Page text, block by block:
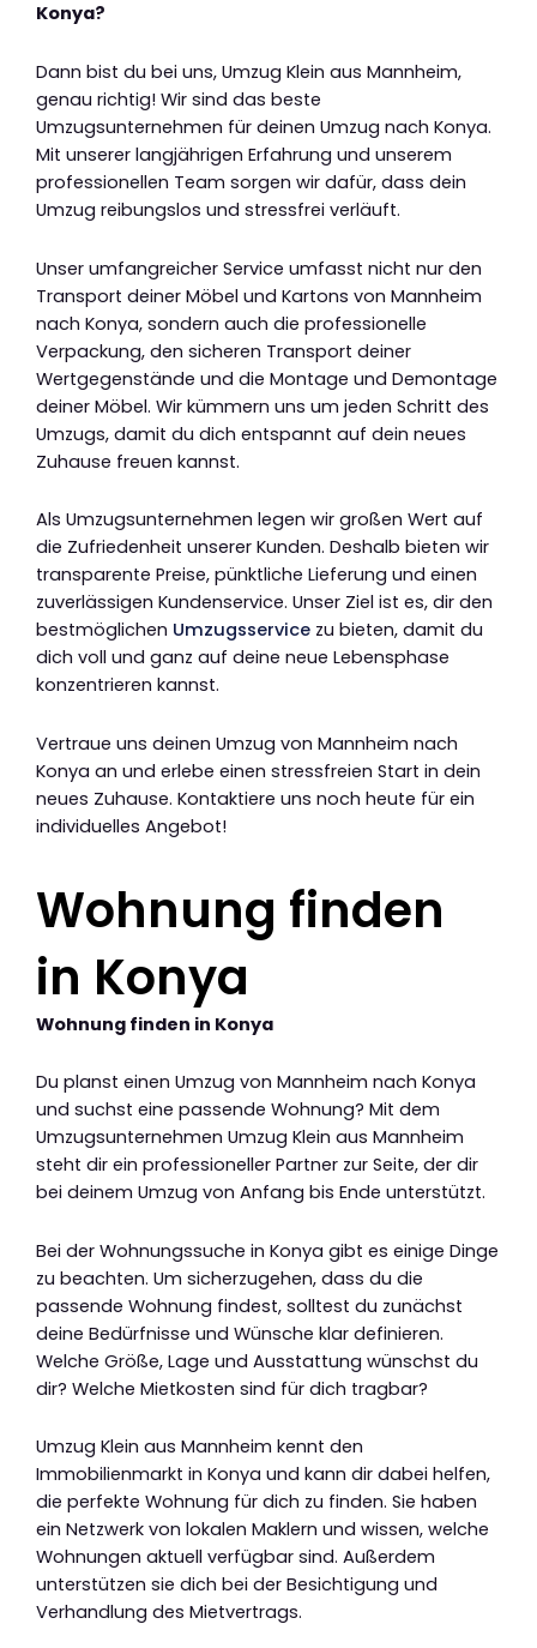
Konya?
Dann bist du bei uns, Umzug Klein aus Mannheim,
genau richtig! Wir sind das beste
Umzugsunternehmen für deinen Umzug nach Konya.
Mit unserer langjährigen Erfahrung und unserem
professionellen Team sorgen wir dafür, dass dein
Umzug reibungslos und stressfrei verläuft.
Unser umfangreicher Service umfasst nicht nur den
Transport deiner Möbel und Kartons von Mannheim
nach Konya, sondern auch die professionelle
Verpackung, den sicheren Transport deiner
Wertgegenstände und die Montage und Demontage
deiner Möbel. Wir kümmern uns um jeden Schritt des
Umzugs, damit du dich entspannt auf dein neues
Zuhause freuen kannst.
Als Umzugsunternehmen legen wir großen Wert auf
die Zufriedenheit unserer Kunden. Deshalb bieten wir
transparente Preise, pünktliche Lieferung und einen
zuverlässigen Kundenservice. Unser Ziel ist es, dir den
bestmöglichen Umzugsservice zu bieten, damit du
dich voll und ganz auf deine neue Lebensphase
konzentrieren kannst.
Vertraue uns deinen Umzug von Mannheim nach
Konya an und erlebe einen stressfreien Start in dein
neues Zuhause. Kontaktiere uns noch heute für ein
individuelles Angebot!
Wohnung finden
in Konya
Wohnung finden in Konya
Du planst einen Umzug von Mannheim nach Konya
und suchst eine passende Wohnung? Mit dem
Umzugsunternehmen Umzug Klein aus Mannheim
steht dir ein professioneller Partner zur Seite, der dir
bei deinem Umzug von Anfang bis Ende unterstützt.
Bei der Wohnungssuche in Konya gibt es einige Dinge
zu beachten. Um sicherzugehen, dass du die
passende Wohnung findest, solltest du zunächst
deine Bedürfnisse und Wünsche klar definieren.
Welche Größe, Lage und Ausstattung wünschst du
dir? Welche Mietkosten sind für dich tragbar?
Umzug Klein aus Mannheim kennt den
Immobilienmarkt in Konya und kann dir dabei helfen,
die perfekte Wohnung für dich zu finden. Sie haben
ein Netzwerk von lokalen Maklern und wissen, welche
Wohnungen aktuell verfügbar sind. Außerdem
unterstützen sie dich bei der Besichtigung und
Verhandlung des Mietvertrags.